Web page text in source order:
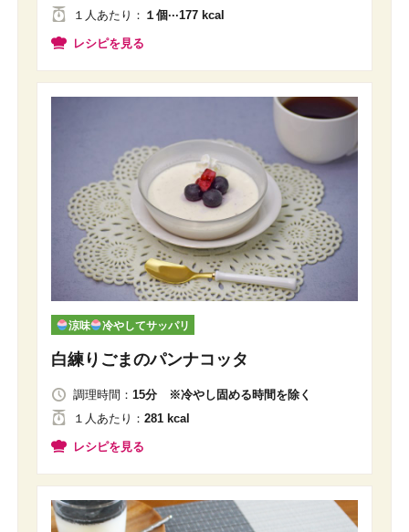
１人あたり ： １個···177 kcal
レシピを見る
涼味 冷やしてサッパリ
白練りごまのパンナコッタ
調理時間： 15分 ※冷やし固める時間を除く
１人あたり ： 281 kcal
レシピを見る